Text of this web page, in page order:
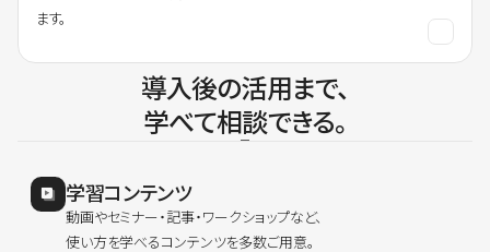
ます。
導入後の活用まで、
学べて相談できる。
学習コンテンツ
動画やセミナー・記事・ワークショップなど、
使い方を学べるコンテンツを多数ご用意。